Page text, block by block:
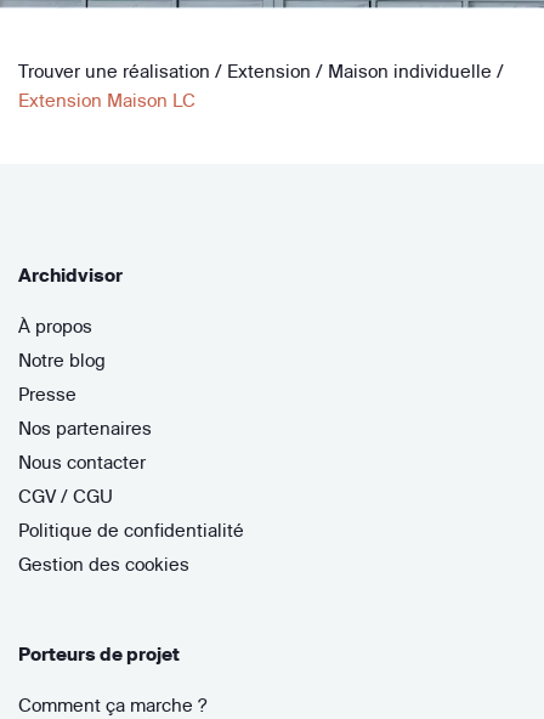
Trouver une réalisation / Extension / Maison individuelle /
Extension Maison LC
Archidvisor
À propos
Notre blog
Presse
Nos partenaires
Nous contacter
CGV / CGU
Politique de confidentialité
Gestion des cookies
Porteurs de projet
Comment ça marche ?